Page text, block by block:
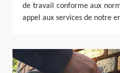
de travail conforme aux
appel aux services de notre